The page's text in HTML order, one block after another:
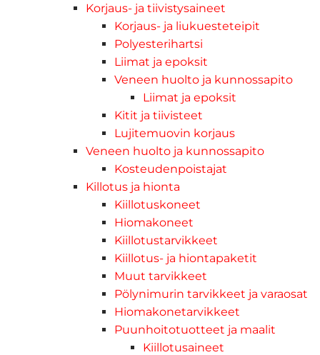
Korjaus- ja tiivistysaineet
Korjaus- ja liukuesteteipit
Polyesterihartsi
Liimat ja epoksit
Veneen huolto ja kunnossapito
Liimat ja epoksit
Kitit ja tiivisteet
Lujitemuovin korjaus
Veneen huolto ja kunnossapito
Kosteudenpoistajat
Killotus ja hionta
Kiillotuskoneet
Hiomakoneet
Kiillotustarvikkeet
Kiillotus- ja hiontapaketit
Muut tarvikkeet
Pölynimurin tarvikkeet ja varaosat
Hiomakonetarvikkeet
Puunhoitotuotteet ja maalit
Kiillotusaineet